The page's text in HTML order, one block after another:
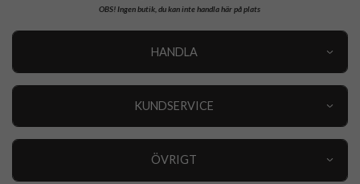
OBS!Ingen butik, du kan inte handla här på plats
HANDLA
KUNDSERVICE
ÖVRIGT